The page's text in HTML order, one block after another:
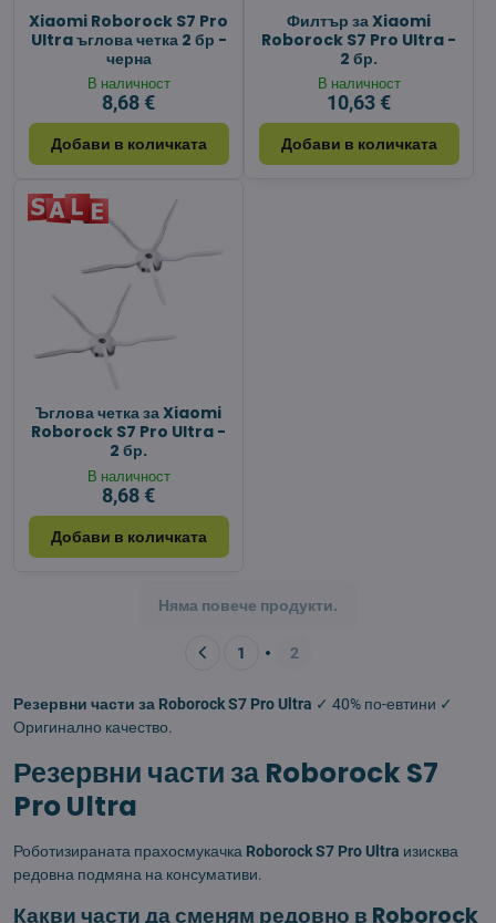
Xiaomi Roborock S7 Pro
Ultra ъглова четка 2 бр -
черна
В наличност
8,68 €
Добави в количката
Филтър за Xiaomi
Roborock S7 Pro Ultra -
2 бр.
В наличност
10,63 €
Добави в количката
Ъглова четка за Xiaomi
Roborock S7 Pro Ultra -
2 бр.
В наличност
8,68 €
Добави в количката
Няма повече продукти.
1 2
Резервни части за Roborock S7 Pro Ultra ✓ 40% по-евтини ✓
Оригинално качество.
Резервни части за Roborock S7
Pro Ultra
Роботизираната прахосмукачка Roborock S7 Pro Ultra изисква
редовна подмяна на консумативи.
Какви части да сменям редовно в Roborock